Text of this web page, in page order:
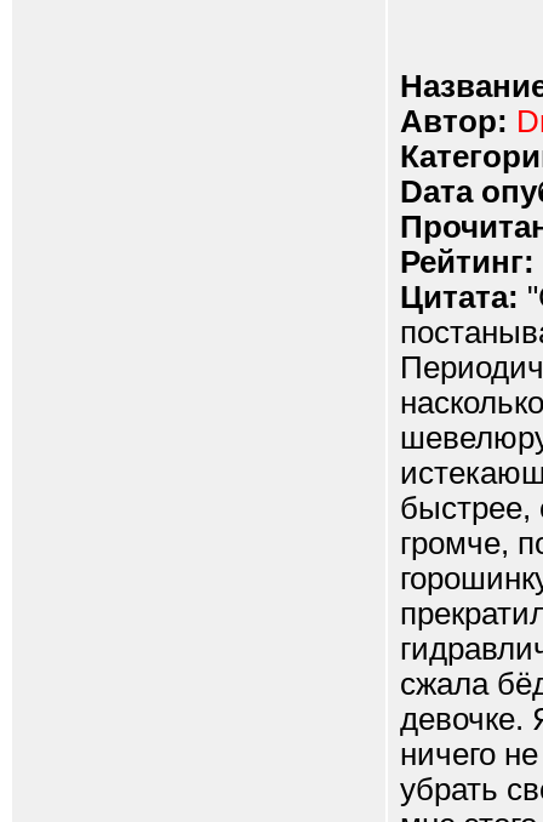
Автор:
Dата
Рейтинг:
Цитата:
быстрее,
громче,
сжала
девочке.
ничего
убрать